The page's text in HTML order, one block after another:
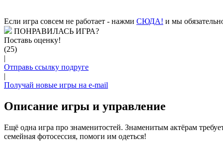
Если игра совсем не работает - нажми CЮДА! и мы
ПОНРАВИЛАСЬ ИГРА?
Поставь оценку!
(25)
|
Отправь ссылку подруге
|
Получай новые игры на e-mail
Описание игры и управление
Ещё одна игра про знаменитостей. Знаменитым актёрам
семейная фотосессия, помоги им одеться!